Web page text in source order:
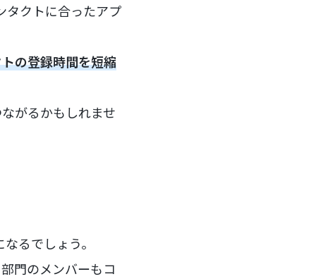
タクトに合ったアプ
の登録時間を短縮
がるかもしれませ
るでしょう。
門のメンバーもコ